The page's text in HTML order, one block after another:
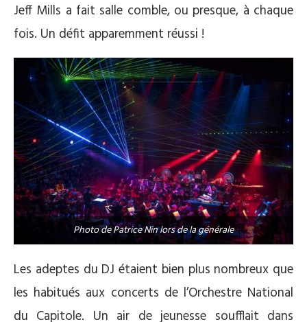
Jeff Mills a fait salle comble, ou presque, à chaque
fois. Un défit apparemment réussi !
Photo de Patrice Nin lors de la générale
Les adeptes du DJ étaient bien plus nombreux que
les habitués aux concerts de l’Orchestre National
du Capitole. Un air de jeunesse soufflait dans